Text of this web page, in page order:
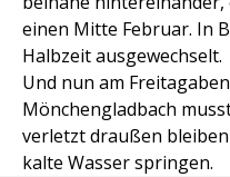
einen Mitte Februar. In
Halbzeit ausgewechselt.
Und nun am
Mönchengladbach
verletzt draußen
kalte Wasser springen.